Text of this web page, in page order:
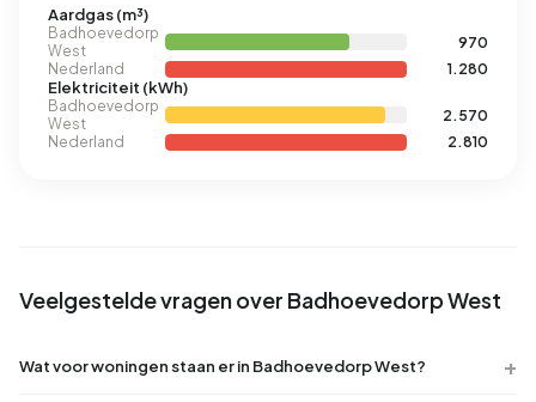
Aardgas (m³)
Badhoevedorp
West
970
Nederland
1.280
Elektriciteit (kWh)
Badhoevedorp
West
2.570
Nederland
2.810
Veelgestelde vragen over Badhoevedorp West
Wat voor woningen staan er in Badhoevedorp West?